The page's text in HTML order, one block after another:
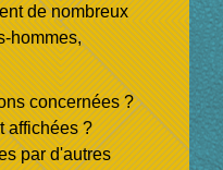
de nombreux
hommes,
concernées ?
affichées ?
par d'autres